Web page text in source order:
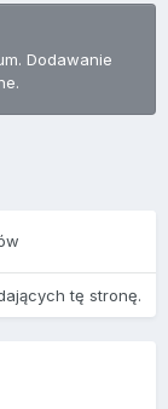
Dodawanie
tę stronę.